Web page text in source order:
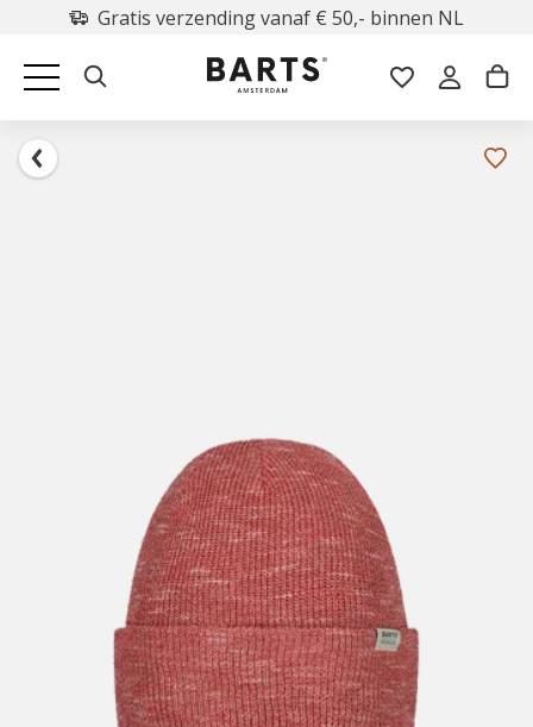
Gratis verzending vanaf € 50,- binnen NL